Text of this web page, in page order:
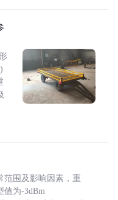
范围及影响因素，重
值为-3dBm